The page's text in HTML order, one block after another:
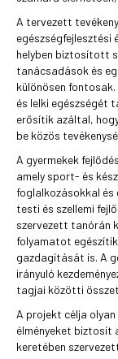
A tervezett
egészségfejlesztési
helyben biztosított
tanácsadások és
különösen
és lelki egészségét
erősítik azáltal,
be közös
A gyermekek
amely sport- és
foglalkozásokkal
testi és szellemi
szervezett tanórán
folyamatot egészítik
gazdagítását is. A
irányuló
tagjai közötti
A projekt célja
élményeket biztosít
keretében